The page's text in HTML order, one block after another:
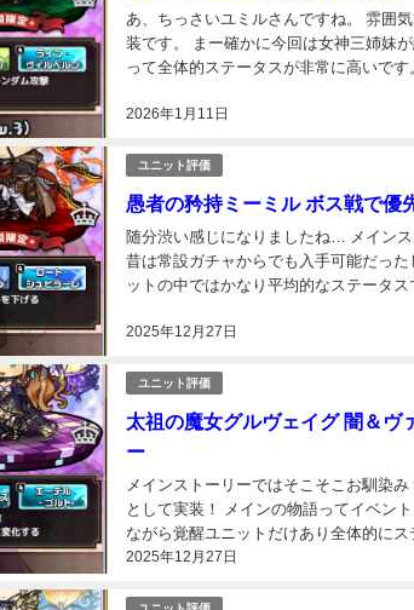
2026年1月11日
あ、ちっさいユミルさんですね。 雰囲
装です。 まー確かに今回は女神三姉妹
って全体的ステータスが非常に高いで
ユニット評価
愚者の矜持ミーミル ボス戦で優
2025年12月27日
随分渋い感じになりましたね… メイン
昔は常設ガチャからでも入手可能だっ
ットの中ではかなり平均的なステータ
ユニット評価
太祖の魔女グルヴェイグ 闇＆ヴ
ー
2025年12月27日
メインストーリーではそこそこお馴染
として実装！ メインの物語ってイベン
ながら覚醒ユニットだけあり全体的に
ト。 HPや防御力は平均クラスって感じ